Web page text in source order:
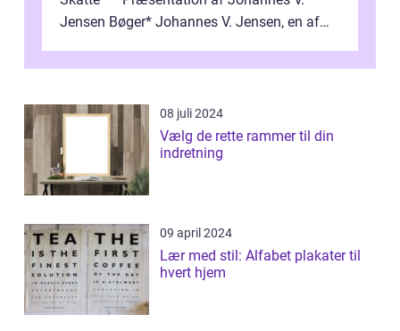
Jensen Bøger* Johannes V. Jensen, en af
et enestående...
08 juli 2024
Vælg de rette rammer til din
indretning
09 april 2024
Lær med stil: Alfabet plakater til
hvert hjem